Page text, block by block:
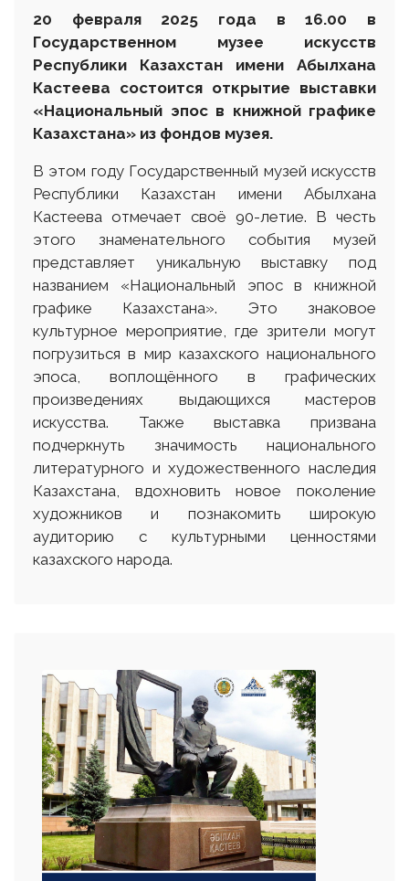
20 февраля 2025 года в 16.00 в
Государственном музее искусств
Республики Казахстан имени Абылхана
Кастеева состоится открытие выставки
«Национальный эпос в книжной графике
Казахстана» из фондов музея.
В этом году Государственный музей искусств
Республики Казахстан имени Абылхана
Кастеева отмечает своё 90-летие. В честь
этого знаменательного события музей
представляет уникальную выставку под
названием «Национальный эпос в книжной
графике Казахстана». Это знаковое
культурное мероприятие, где зрители могут
погрузиться в мир казахского национального
эпоса, воплощённого в графических
произведениях выдающихся мастеров
искусства. Также выставка призвана
подчеркнуть значимость национального
литературного и художественного наследия
Казахстана, вдохновить новое поколение
художников и познакомить широкую
аудиторию с культурными ценностями
казахского народа.